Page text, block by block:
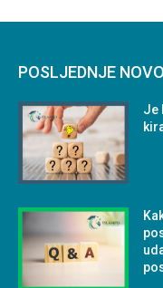
POSLJEDNJE
Je